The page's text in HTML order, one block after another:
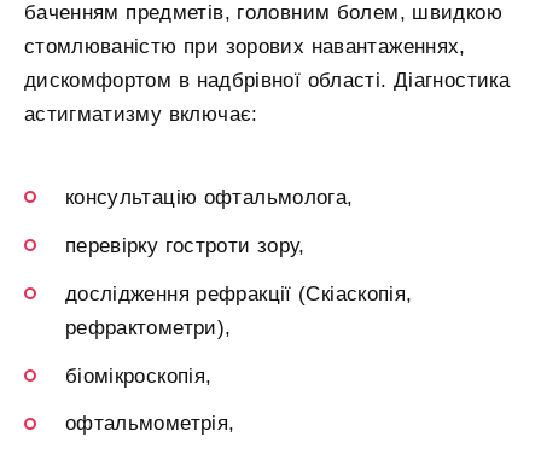
баченням предметів, головним болем, швидкою
стомлюваністю при зорових навантаженнях,
дискомфортом в надбрівної області. Діагностика
астигматизму включає:
консультацію офтальмолога,
перевірку гостроти зору,
дослідження рефракції (Скіаскопія,
рефрактометри),
біомікроскопія,
офтальмометрія,